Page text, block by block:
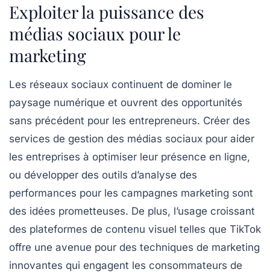
Exploiter la puissance des
médias sociaux pour le
marketing
Les réseaux sociaux continuent de dominer le
paysage numérique et ouvrent des opportunités
sans précédent pour les entrepreneurs. Créer des
services de gestion des médias sociaux pour aider
les entreprises à optimiser leur présence en ligne,
ou développer des outils d’analyse des
performances pour les campagnes marketing sont
des idées prometteuses. De plus, l’usage croissant
des plateformes de contenu visuel telles que TikTok
offre une avenue pour des techniques de marketing
innovantes qui engagent les consommateurs de